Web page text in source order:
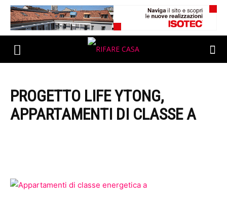
PROGETTO LIFE YTONG,
APPARTAMENTI DI CLASSE A